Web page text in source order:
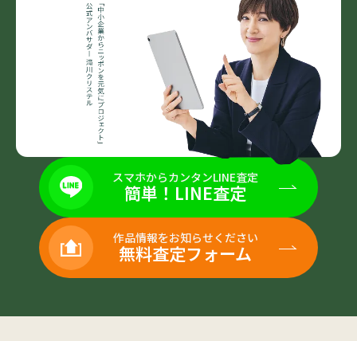
スマホからカンタンLINE査定
簡単！LINE査定
作品情報をお知らせください
無料査定フォーム